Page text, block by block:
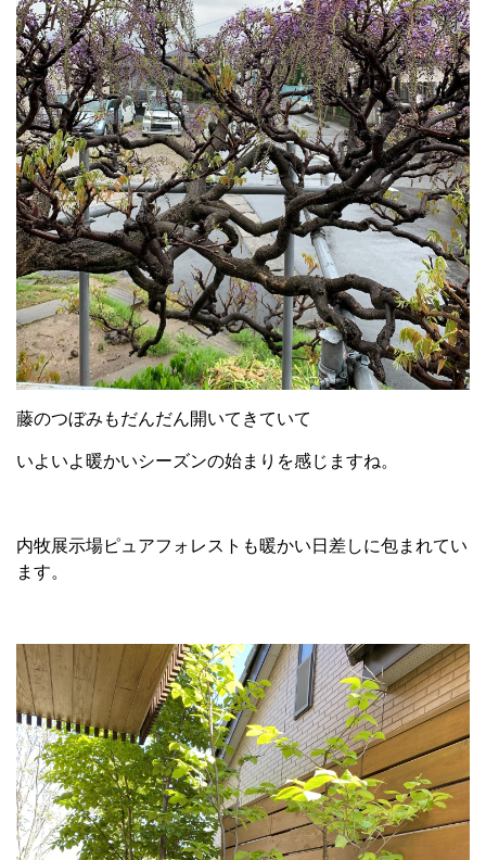
藤のつぼみもだんだん開いてきていて
いよいよ暖かいシーズンの始まりを感じますね。
内牧展示場ピュアフォレストも暖かい日差しに包まれてい
ます。